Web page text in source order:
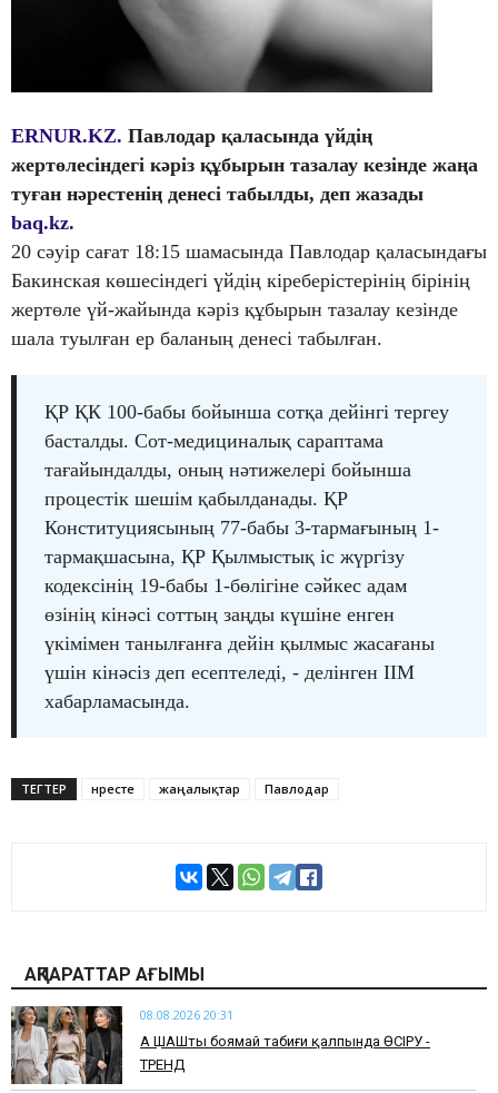
ERNUR.KZ. Павлодар қаласында үйдің
жертөлесіндегі кәріз құбырын тазалау кезінде жаңа
туған нәрестенің денесі табылды, деп жазады
baq.kz.
20 сәуір сағат 18:15 шамасында Павлодар қаласындағы
Бакинская көшесіндегі үйдің кіреберістерінің бірінің
жертөле үй-жайында кәріз құбырын тазалау кезінде
шала туылған ер баланың денесі табылған.
ҚР ҚК 100-бабы бойынша сотқа дейінгі тергеу
басталды. Сот-медициналық сараптама
тағайындалды, оның нәтижелері бойынша
процестік шешім қабылданады. ҚР
Конституциясының 77-бабы 3-тармағының 1-
тармақшасына, ҚР Қылмыстық іс жүргізу
кодексінің 19-бабы 1-бөлігіне сәйкес адам
өзінің кінәсі соттың заңды күшіне енген
үкімімен танылғанға дейін қылмыс жасағаны
үшін кінәсіз деп есептеледі, - делінген ІІМ
хабарламасында.
ТЕГТЕР нәресте жаңалықтар Павлодар
АҚПАРАТТАР АҒЫМЫ
08.08.2026 20:31
АҚ ШАШты боямай табиғи қалпында ӨСІРУ -
ТРЕНД